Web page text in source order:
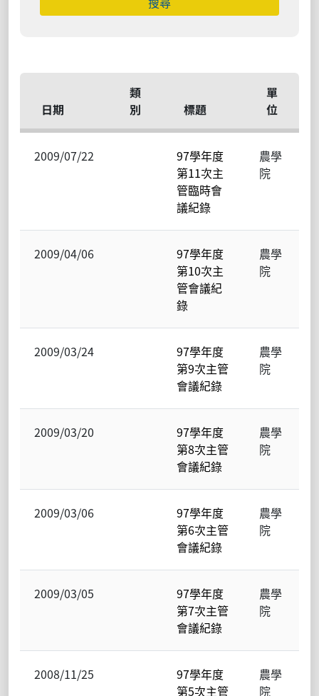
日期
類
別
標題
單
位
2009/07/22
97學年度
第11次主
管臨時會
議紀錄
農學
院
2009/04/06
97學年度
第10次主
管會議紀
錄
農學
院
2009/03/24
97學年度
第9次主管
會議紀錄
農學
院
2009/03/20
97學年度
第8次主管
會議紀錄
農學
院
2009/03/06
97學年度
第6次主管
會議紀錄
農學
院
2009/03/05
97學年度
第7次主管
會議紀錄
農學
院
2008/11/25
97學年度
第5次主管
農學
院